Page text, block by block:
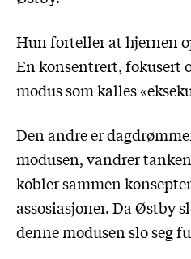
Hun forteller at hjernen
En konsentrert, fokusert
modus som kalles
Den andre er
modusen, vandrer
kobler sammen
assosiasjoner. Da Østby
denne modusen slo seg